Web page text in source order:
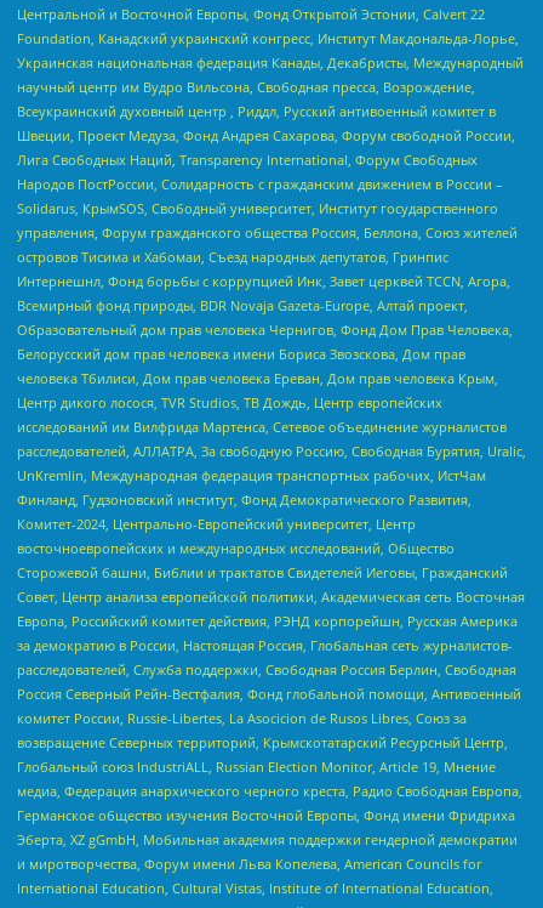
Центральной и Восточной Европы, Фонд Открытой Эстонии, Calvert 22
Foundation, Канадский украинский конгресс, Институт Макдональда-Лорье,
Украинская национальная федерация Канады, Декабристы, Международный
научный центр им Вудро Вильсона, Свободная пресса, Возрождение,
Всеукраинский духовный центр , Риддл, Русский антивоенный комитет в
Швеции, Проект Медуза, Фонд Андрея Сахарова, Форум свободной России,
Лига Свободных Наций, Transparеncy International, Форум Свободных
Народов ПостРоссии, Солидарность с гражданским движением в России –
Solidarus, КрымSOS, Свободный университет, Институт государственного
управления, Форум гражданского общества Россия, Беллона, Союз жителей
островов Тисима и Хабомаи, Съезд народных депутатов, Гринпис
Интернешнл, Фонд борьбы с коррупцией Инк, Завет церквей TCCN, Агора,
Всемирный фонд природы, BDR Novaja Gazeta-Europe, Алтай проект,
Образовательный дом прав человека Чернигов, Фонд Дом Прав Человека,
Белорусский дом прав человека имени Бориса Звозскова, Дом прав
человека Тбилиси, Дом прав человека Ереван, Дом прав человека Крым,
Центр дикого лосося, TVR Studios, ТВ Дождь, Центр европейских
исследований им Вилфрида Мартенса, Сетевое объединение журналистов
расследователей, АЛЛАТРА, За свободную Россию, Свободная Бурятия, Uralic,
UnKremlin, Международная федерация транспортных рабочих, ИстЧам
Финланд, Гудзоновский институт, Фонд Демократического Развития,
Комитет-2024, Центрально-Европейский университет, Центр
восточноевропейских и международных исследований, Общество
Сторожевой башни, Библии и трактатов Свидетелей Иеговы, Гражданский
Совет, Центр анализа европейской политики, Академическая сеть Восточная
Европа, Российский комитет действия, РЭНД корпорейшн, Русская Америка
за демократию в России, Настоящая Россия, Глобальная сеть журналистов-
расследователей, Служба поддержки, Свободная Россия Берлин, Свободная
Россия Северный Рейн-Вестфалия, Фонд глобальной помощи, Антивоенный
комитет России, Russie-Libertes, La Asocicion de Rusos Libres, Союз за
возвращение Северных территорий, Крымскотатарский Ресурсный Центр,
Глобальный союз IndustriALL, Russian Election Monitor, Article 19, Мнение
медиа, Федерация анархического черного креста, Радио Свободная Европа,
Германское общество изучения Восточной Европы, Фонд имени Фридриха
Эберта, XZ gGmbH, Мобильная академия поддержки гендерной демократии
и миротворчества, Форум имени Льва Копелева, American Councils for
International Education, Cultural Vistas, Institute of International Education,